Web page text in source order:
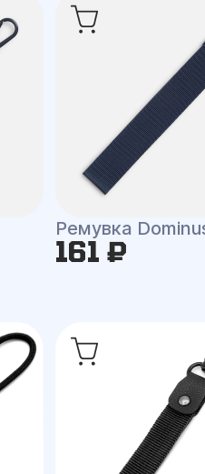
Ремувка
161 ₽